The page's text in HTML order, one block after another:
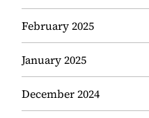
February 2025
January 2025
December 2024